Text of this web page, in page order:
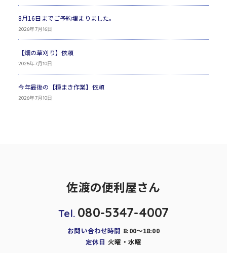
8月16日までご予約埋まりました。
2026年7月16日
【畑の草刈り】依頼
2026年7月10日
今年最後の【種まき作業】依頼
2026年7月10日
佐渡の便利屋さん
Tel. 080-5347-4007
お問い合わせ時間 8:00～18:00
定休日 火曜・水曜